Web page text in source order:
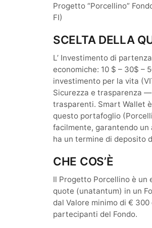
Progetto “Porcellino”
FI)
SCELTA DELLA
L’ Investimento di
economiche: 10 $ – 30$ –
investimento per la vita
Sicurezza e trasparenza
trasparenti. Smart Wallet
questo portafoglio
facilmente, garantendo
ha un termine di deposito
CHE COS’È
Il Progetto Porcellino è
quote (unatantum) in un
dal Valore minimo di €
partecipanti del Fondo.